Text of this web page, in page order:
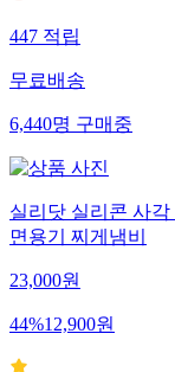
447적립
무료배송
6,440명구매중
실리닷 실리콘 사각
면용기 찌게냄비
23,000원
44%12,900원